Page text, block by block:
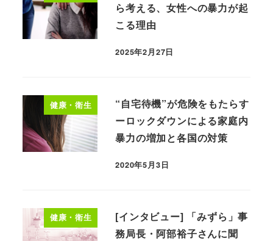
ら考える、女性への暴力が起
こる理由
2025年2月27日
健康・衛生
“自宅待機”が危険をもたらす
ーロックダウンによる家庭内
暴力の増加と各国の対策
2020年5月3日
健康・衛生
[インタビュー] 「みずら」事
務局長・阿部裕子さんに聞